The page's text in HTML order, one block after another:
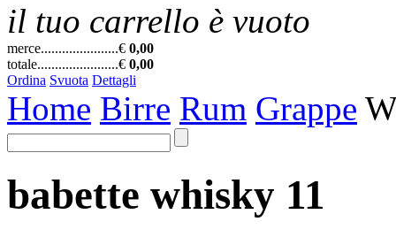
il tuo carrello è vuoto
merce......................€ 0,00
totale.......................€ 0,00
Ordina Svuota Dettagli
Home Birre Rum Grappe
babette whisky 11